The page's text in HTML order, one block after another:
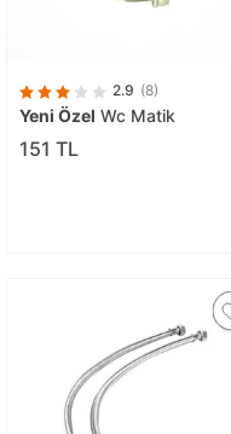
2.9 (8)
Yeni Özel Wc Matik
151 TL